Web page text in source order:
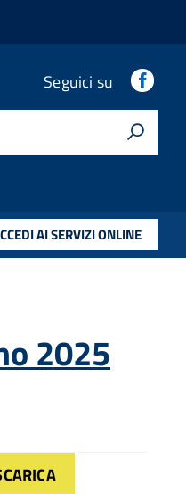
Seguici su
AI SERVIZI ONLINE
2025